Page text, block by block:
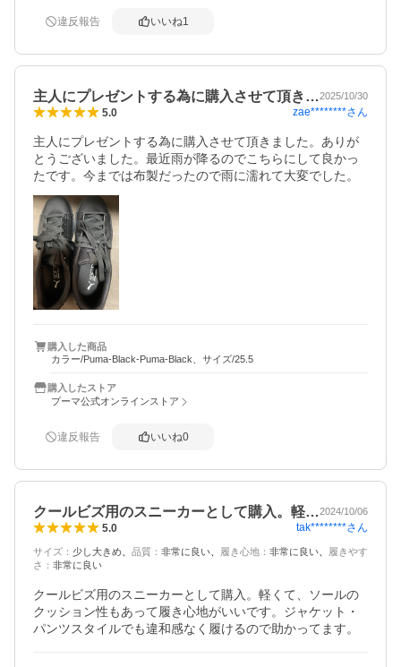
違反報告 いいね1
主人にプレゼントする為に購入させて頂き…2025/10/30
5.0 zae********さん
主人にプレゼントする為に購入させて頂きました。ありが
とうございました。最近雨が降るのでこちらにして良かっ
たです。今までは布製だったので雨に濡れて大変でした。
購入した商品
カラー/Puma-Black-Puma-Black、サイズ/25.5
購入したストア
プーマ公式オンラインストア
違反報告 いいね0
クールビズ用のスニーカーとして購入。軽…2024/10/06
5.0 tak********さん
サイズ ： 少し大きめ 品質 ： 非常に良い 履き心地 ： 非常に良い
履きやす
さ ： 非常に良い
クールビズ用のスニーカーとして購入。軽くて、ソールの
クッション性もあって履き心地がいいです。ジャケット・
パンツスタイルでも違和感なく履けるので助かってます。